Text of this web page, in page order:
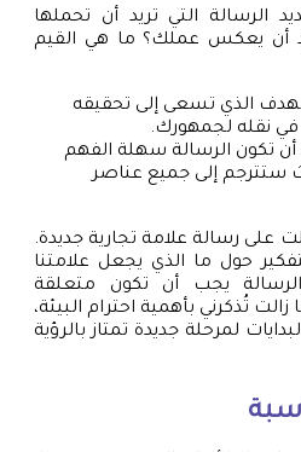
الرسالة التي تريد أن تحملها
أن يعكس عملك؟ ما هي القيم
الذي تسعى إلى تحقيقه
نقله لجمهورك.
أن تكون الرسالة سهلة الفهم
ستترجم إلى جميع عناصر
على رسالة علامة تجارية جديدة.
حول ما الذي يجعل علامتنا
يجب أن تكون متعلقة
تُذكرني بأهمية احترام البيئة،
لمرحلة جديدة تمتاز بالرؤية